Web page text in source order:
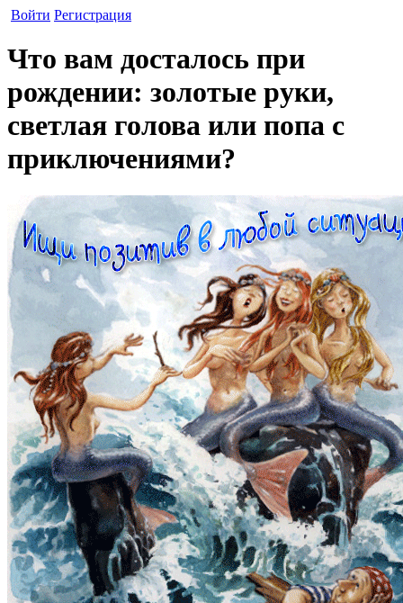
Войти Регистрация
Что вам досталось при
рождении: золотые руки,
светлая голова или попа с
приключениями?